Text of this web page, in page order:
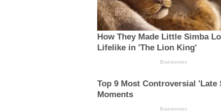
How They Made Little Simba
Lifelike in 'The Lion King'
Brainberries
Top 9 Most Controversial 'Late
Moments
Brainberries